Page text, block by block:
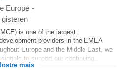
Europe -
gisteren
is one of the largest
providers in the EMEA
Europe and the Middle East, we
to support our continuing...
mais